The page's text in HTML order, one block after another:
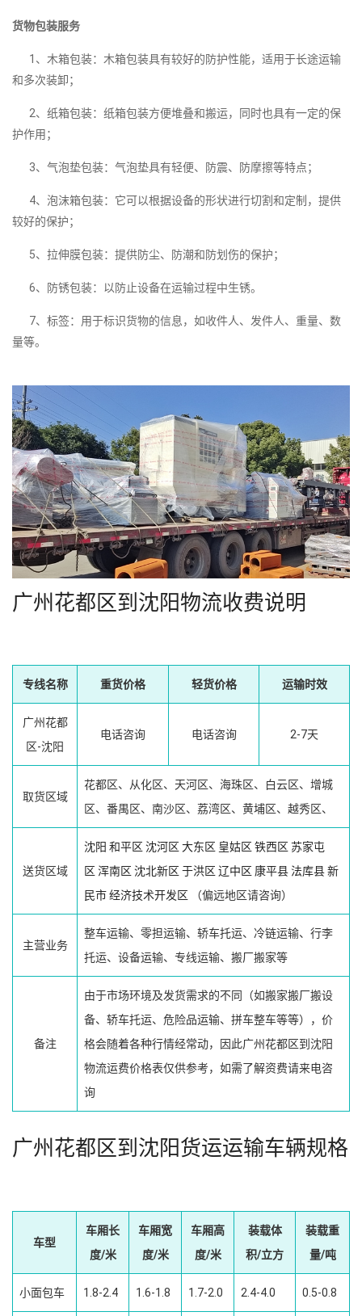
货物包装服务
1、木箱包装：木箱包装具有较好的防护性能，适用于长途运输
和多次装卸；
2、纸箱包装：纸箱包装方便堆叠和搬运，同时也具有一定的保
护作用；
3、气泡垫包装：气泡垫具有轻便、防震、防摩擦等特点；
4、泡沫箱包装：它可以根据设备的形状进行切割和定制，提供
较好的保护；
5、拉伸膜包装：提供防尘、防潮和防划伤的保护；
6、防锈包装：以防止设备在运输过程中生锈。
7、标签：用于标识货物的信息，如收件人、发件人、重量、数
量等。
广州花都区到沈阳物流收费说明
专线名称 重货价格 轻货价格 运输时效
广州花都
区-沈阳
电话咨询 电话咨询 2-7天
取货区域
花都区、从化区、天河区、海珠区、白云区、增城
区、番禺区、南沙区、荔湾区、黄埔区、越秀区、
送货区域
沈阳 和平区 沈河区 大东区 皇姑区 铁西区 苏家屯
区 浑南区 沈北新区 于洪区 辽中区 康平县 法库县新
民市经济技术开发区 （偏远地区请咨询）
主营业务
整车运输、零担运输、轿车托运、冷链运输、行李
托运、设备运输、专线运输、搬厂搬家等
备注
由于市场环境及发货需求的不同（如搬家搬厂搬设
备、轿车托运、危险品运输、拼车整车等等），价
格会随着各种行情经常动，因此广州花都区到沈阳
物流运费价格表仅供参考，如需了解资费请来电咨
询
广州花都区到沈阳货运运输车辆规格
车型
车厢长
度/米
车厢宽
度/米
车厢高
度/米
装载体
积/立方
装载重
量/吨
小面包车 1.8-2.4 1.6-1.8 1.7-2.0 2.4-4.0 0.5-0.8